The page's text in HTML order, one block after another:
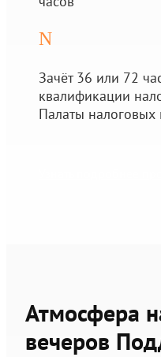
N
Зачёт 36 или 72
квалификации
Палаты налоговых
Атмосфера
вечеров